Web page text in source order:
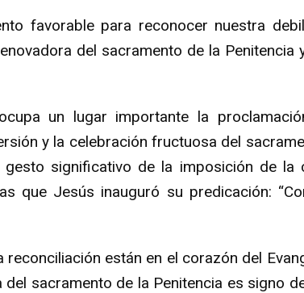
favorable para reconocer nuestra
del sacramento de la Penitencia
un lugar importante la
y la celebración fructuosa del
significativo de la imposición de la
que Jesús inauguró su predicación:
reconciliación están en el corazón del
sacramento de la Penitencia es signo